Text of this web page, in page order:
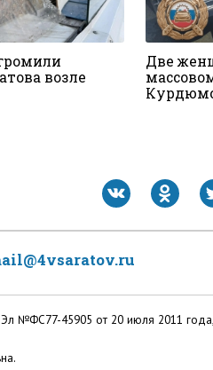
возле
Две
Эл №ФС77-45905 от 20 июля 2011